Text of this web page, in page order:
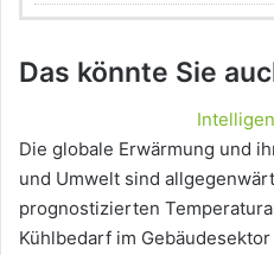
Das könnte Sie
Die globale Erwärmung und
und Umwelt sind
prognostizierten
Kühlbedarf im